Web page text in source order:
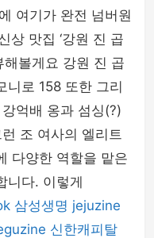
여기가 완전 넘버원
상 맛집 ‘강원 진 곱
해볼게요 강원 진 곱
니로 158 또한 그리
억배 옹과 섬싱(?)
조 여사의 엘리트
다양한 역할을 맡은
니다. 이렇게
삼성생명 jejuzine
신한캐피탈